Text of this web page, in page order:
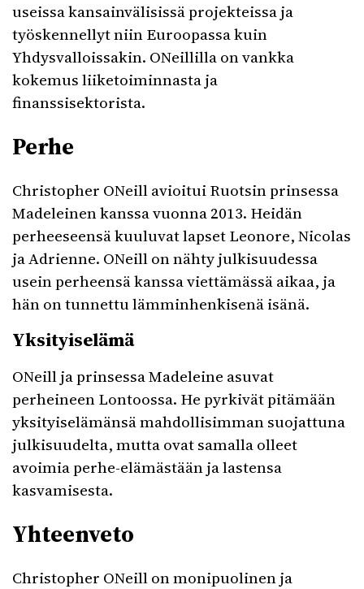
useissa kansainvälisissä projekteissa ja
työskennellyt niin Euroopassa kuin
Yhdysvalloissakin. ONeillilla on vankka
kokemus liiketoiminnasta ja
finanssisektorista.
Perhe
Christopher ONeill avioitui Ruotsin prinsessa
Madeleinen kanssa vuonna 2013. Heidän
perheeseensä kuuluvat lapset Leonore, Nicolas
ja Adrienne. ONeill on nähty julkisuudessa
usein perheensä kanssa viettämässä aikaa, ja
hän on tunnettu lämminhenkisenä isänä.
Yksityiselämä
ONeill ja prinsessa Madeleine asuvat
perheineen Lontoossa. He pyrkivät pitämään
yksityiselämänsä mahdollisimman suojattuna
julkisuudelta, mutta ovat samalla olleet
avoimia perhe-elämästään ja lastensa
kasvamisesta.
Yhteenveto
Christopher ONeill on monipuolinen ja